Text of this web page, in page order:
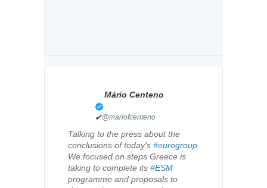
Mário Centeno
✔@mariofcenteno
Talking to the press about the
conclusions of today's #eurogroup.
We focused on steps Greece is
taking to complete its #ESM
programme and proposals to